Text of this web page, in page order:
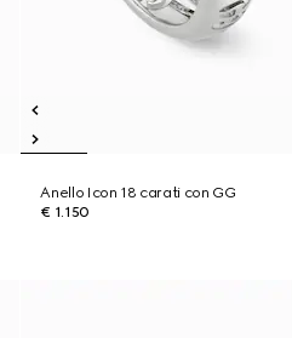
Anello Icon 18 carati con GG
€ 1.150